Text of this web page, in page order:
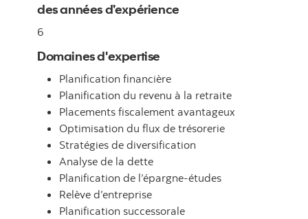
des années d’expérience
6
Domaines d'expertise
Planification financière
Planification du revenu à la retraite
Placements fiscalement avantageux
Optimisation du flux de trésorerie
Stratégies de diversification
Analyse de la dette
Planification de l’épargne-études
Relève d’entreprise
Planification successorale